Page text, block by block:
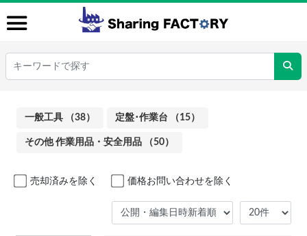
一般工具 （38） 定盤･作業台 （15）
その他 作業用品・安全用品 （50）
売却済みを除く 価格お問い合わせを除く